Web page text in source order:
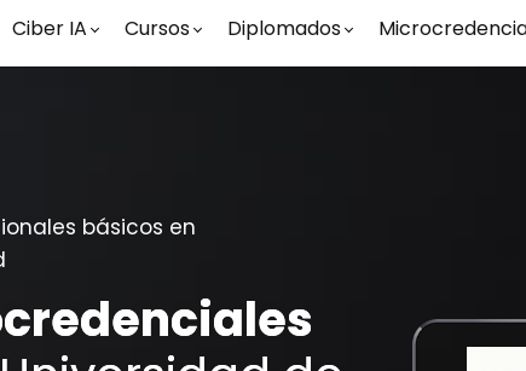
Ciber IA Cursos Diplomados
básicos en